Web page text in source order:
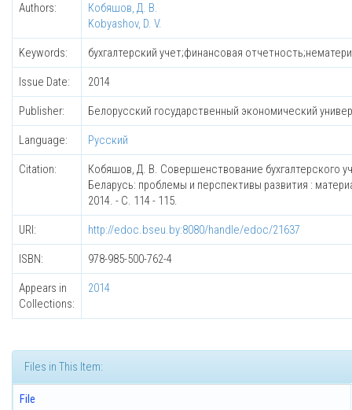
Authors:
Кобяшов, Д. В.
Kobyashov, D. V.
Keywords: бухгалтерский учет;финансовая
Issue Date: 2014
Publisher: Белорусский государственный экономический
Language: Русский
Citation:
Кобяшов, Д. В. Совершенствование бухгалтерского
Беларусь: проблемы и перспективы развития :
2014. - С. 114 - 115.
URI: http://edoc.bseu.by:8080/handle/edoc/21637
ISBN: 978-985-500-762-4
Appears in
Collections:
2014
Files in This Item:
File